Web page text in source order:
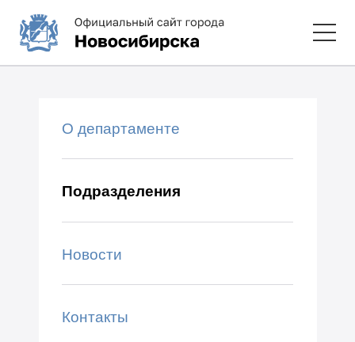
О департаменте
Подразделения
Новости
Контакты